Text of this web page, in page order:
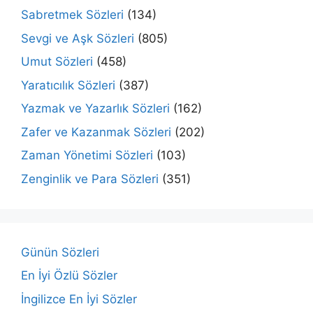
Sabretmek Sözleri (134)
Sevgi ve Aşk Sözleri (805)
Umut Sözleri (458)
Yaratıcılık Sözleri (387)
Yazmak ve Yazarlık Sözleri (162)
Zafer ve Kazanmak Sözleri (202)
Zaman Yönetimi Sözleri (103)
Zenginlik ve Para Sözleri (351)
Günün Sözleri
En İyi Özlü Sözler
İngilizce En İyi Sözler